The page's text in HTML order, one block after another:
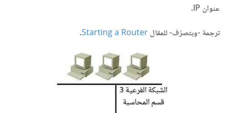
عنوان IP.
ترجمة -وبتصرّف- للمقالStarting a Router
.